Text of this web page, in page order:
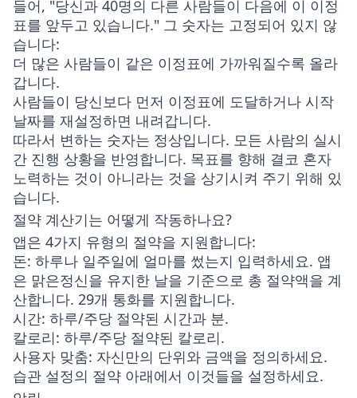
들어, "당신과 40명의 다른 사람들이 다음에 이 이정
표를 앞두고 있습니다." 그 숫자는 고정되어 있지 않
습니다:
더 많은 사람들이 같은 이정표에 가까워질수록 올라
갑니다.
사람들이 당신보다 먼저 이정표에 도달하거나 시작
날짜를 재설정하면 내려갑니다.
따라서 변하는 숫자는 정상입니다. 모든 사람의 실시
간 진행 상황을 반영합니다. 목표를 향해 결코 혼자
노력하는 것이 아니라는 것을 상기시켜 주기 위해 있
습니다.
절약 계산기는 어떻게 작동하나요?
앱은 4가지 유형의 절약을 지원합니다:
돈: 하루나 일주일에 얼마를 썼는지 입력하세요. 앱
은 맑은정신을 유지한 날을 기준으로 총 절약액을 계
산합니다. 29개 통화를 지원합니다.
시간: 하루/주당 절약된 시간과 분.
칼로리: 하루/주당 절약된 칼로리.
사용자 맞춤: 자신만의 단위와 금액을 정의하세요.
습관 설정의 절약 아래에서 이것들을 설정하세요.